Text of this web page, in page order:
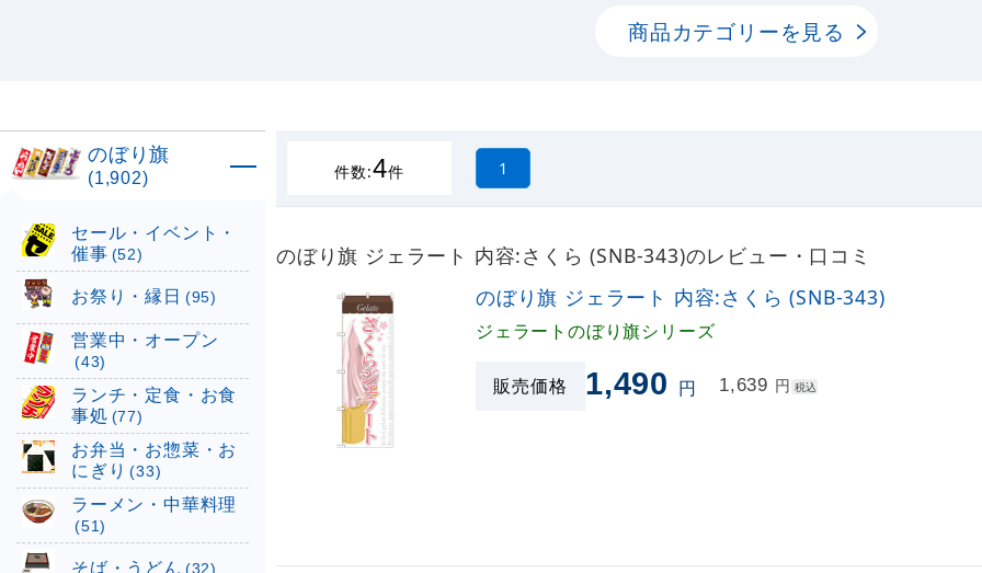
商品カテゴリーを見る
件数:4件 1
のぼり旗 ジェラート 内容:さくら (SNB-343)のレビュー・口コミ
のぼり旗 ジェラート 内容:さくら (SNB-343)
ジェラートのぼり旗シリーズ
販売価格 1,490 円 1,639 円 税込
のぼり旗
(1,902)
セール・イベント・
催事 (52)
お祭り・縁日 (95)
営業中・オープン
(43)
ランチ・定食・お食
事処 (77)
お弁当・お惣菜・お
にぎり (33)
ラーメン・中華料理
(51)
そば・うどん (32)